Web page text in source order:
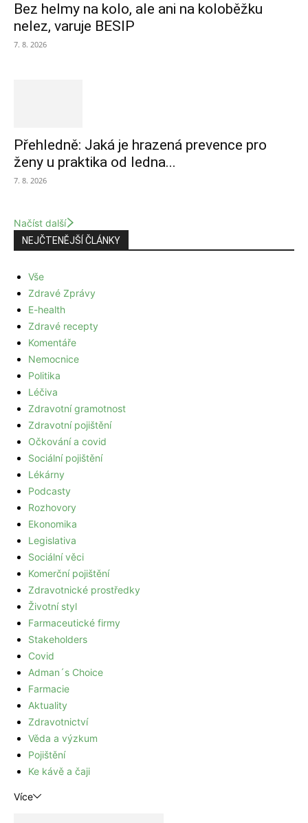
Bez helmy na kolo, ale ani na koloběžku
nelez, varuje BESIP
7. 8. 2026
Přehledně: Jaká je hrazená prevence pro
ženy u praktika od ledna...
7. 8. 2026
Načíst další
NEJČTENĚJŠÍ ČLÁNKY
Vše
Zdravé Zprávy
E-health
Zdravé recepty
Komentáře
Nemocnice
Politika
Léčiva
Zdravotní gramotnost
Zdravotní pojištění
Očkování a covid
Sociální pojištění
Lékárny
Podcasty
Rozhovory
Ekonomika
Legislativa
Sociální věci
Komerční pojištění
Zdravotnické prostředky
Životní styl
Farmaceutické firmy
Stakeholders
Covid
Adman´s Choice
Farmacie
Aktuality
Zdravotnictví
Věda a výzkum
Pojištění
Ke kávě a čaji
Více